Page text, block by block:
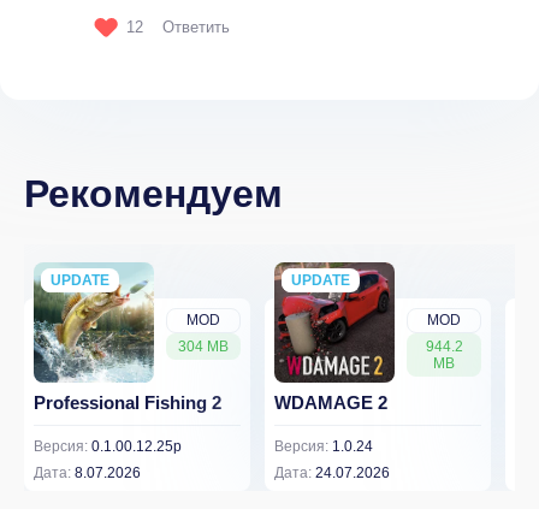
12 Ответить
Рекомендуем
MOD
304 MB
UPDATE
NEW
Professional Fishing 2
Версия: 0.1.00.12.25p
Дата: 8.07.2026
MOD
944.2
MB
UPDATE
NEW
WDAMAGE 2
Версия: 1.0.24
Дата: 24.07.2026